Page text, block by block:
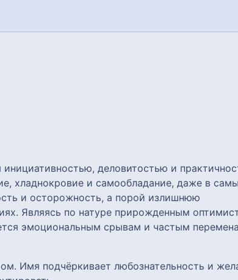
деловитостью и
хладнокровие и самообладание, даже в
и осторожность, а порой излишнюю
Являясь по натуре прирожденным
эмоциональным срывам и частым
Имя подчёркивает любознательность и